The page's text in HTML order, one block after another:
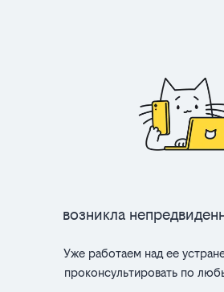
Возникла
Уже работаем над ее
проконсультировать по